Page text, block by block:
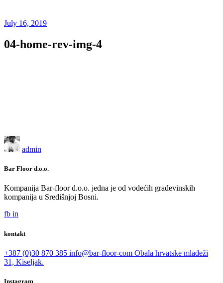
July 16, 2019
04-home-rev-img-4
admin
Bar Floor d.o.o.
Kompanija Bar-floor d.o.o. jedna je od vodećih građevinskih
kompanija u Središnjoj Bosni.
fb in
kontakt
+387 (0)30 870 385 info@bar-floor-com Obala hrvatske mladeži
31, Kiseljak.
Instagram